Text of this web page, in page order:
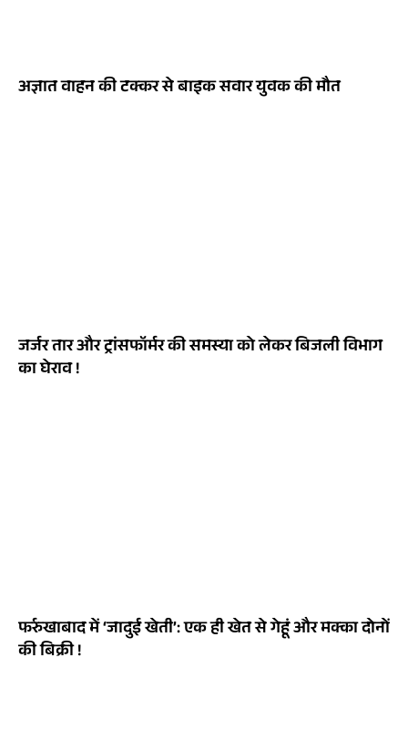
अज्ञात वाहन की टक्कर से बाइक सवार युवक की मौत
जर्जर तार और ट्रांसफॉर्मर की समस्या को लेकर बिजली विभाग
का घेराव !
फर्रुखाबाद में ‘जादुई खेती’: एक ही खेत से गेहूं और मक्का दोनों
की बिक्री !